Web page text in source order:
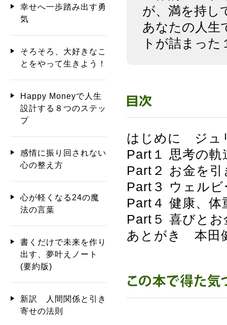
が、満を持し
あなたの人生
トが詰まった
はじめに ジュ
Part１ 思考の
Part２ お金を
Part３ ウェル
Part４ 健康、
Part５ 喜びと
あとがき 本田
幸せへ一歩踏み出す勇
気
そろそろ、大好きなこ
とをやって生きよう！
Happy Moneyで人生
設計する８つのステッ
プ
感情に振り回されない
心の整え方
心が軽くなる24の魔
法の言葉
書くだけで未来を作り
出す、夢叶えノート
(要約版)
新訳 人間関係と引き
寄せの法則